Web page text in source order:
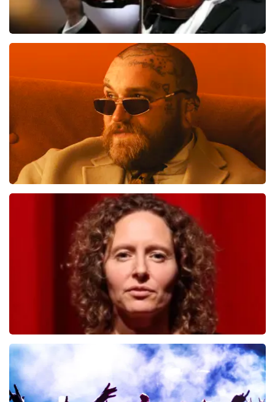
laatste 30 minuten
BESTEL NU
Teddy Swims
laatste 30 minuten
BESTEL NU
Esther van der Voort
BESTEL NU